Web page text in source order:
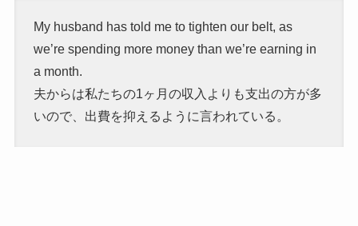
My husband has told me to tighten our belt, as
we’re spending more money than we’re earning in
a month.
夫からは私たちの1ヶ月の収入よりも支出の方が多
いので、出費を抑えるように言われている。